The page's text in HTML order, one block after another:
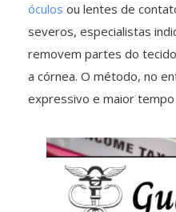
óculos ou lentes de
severos, especialistas
removem partes do
a córnea. O método, no
expressivo e maior